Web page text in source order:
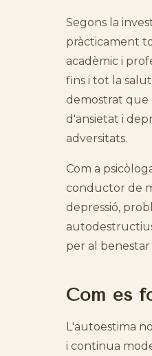
Segons la
pràcticament
acadèmic i
fins i tot la
demostrat que
d'ansietat i
adversitats.
Com a
conductor de
depressió,
per al
Com es
L'autoestima
i continua